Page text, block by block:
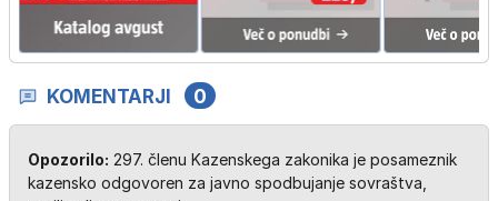
KOMENTARJI 0
Opozorilo: 297. členu Kazenskega zakonika je posameznik
kazensko odgovoren za javno spodbujanje sovraštva,